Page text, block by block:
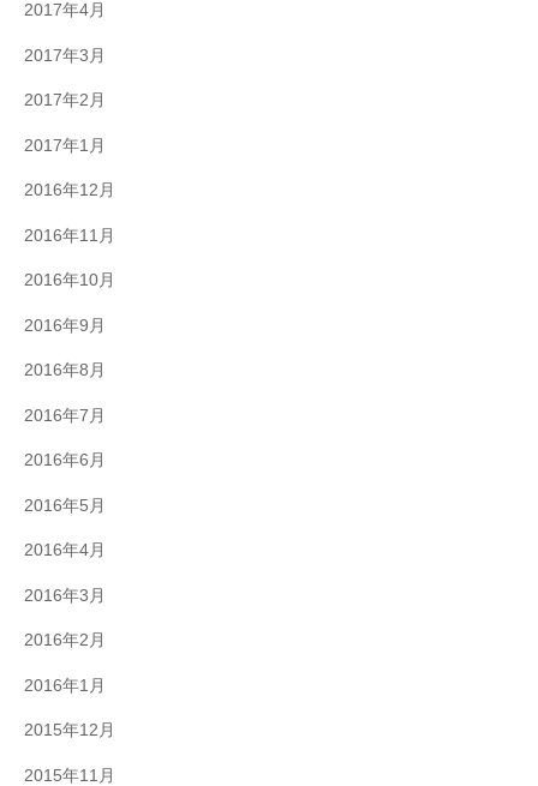
2017年4月
2017年3月
2017年2月
2017年1月
2016年12月
2016年11月
2016年10月
2016年9月
2016年8月
2016年7月
2016年6月
2016年5月
2016年4月
2016年3月
2016年2月
2016年1月
2015年12月
2015年11月